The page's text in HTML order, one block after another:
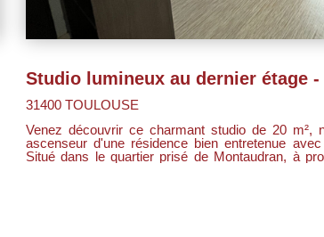
31400 TOULOUSE
Venez découvrir ce charmant studio de 20 m²,
ascenseur d'une résidence bien entretenue
Situé dans le quartier prisé de Montaudran, à